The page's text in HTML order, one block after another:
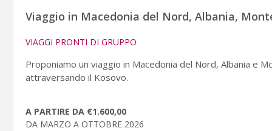
Viaggio in Macedonia del Nord, Albania,
VIAGGI PRONTI DI GRUPPO
Proponiamo un viaggio in Macedonia del Nord, Albania e
attraversando il Kosovo.
A PARTIRE DA €1.600,00
DA MARZO A OTTOBRE 2026